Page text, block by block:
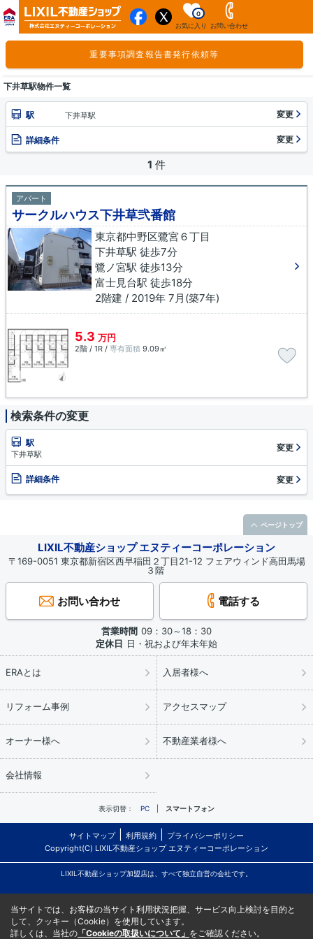
お気に入り
0
お問い合わせ
重要事項調査報告書発行依頼等
下井草駅物件一覧
駅 下井草駅 変更
詳細条件 変更
1 件
アパート
サークルハウス下井草弐番館
東京都中野区鷺宮６丁目
下井草駅 徒歩7分
鷺ノ宮駅 徒歩13分
富士見台駅 徒歩18分
2階建 / 2019年 7月(築7年)
5.3 万円
2階 / 1R / 専有面積 9.09㎡
検索条件の変更
駅
下井草駅
変更
詳細条件 変更
LIXIL不動産ショップ エヌティーコーポレーション
〒169-0051 東京都新宿区西早稲田２丁目21-12 フェアウィンド高田馬場
３階
お問い合わせ 電話する
営業時間 09：30～18：30
定休日 日・祝および年末年始
ERAとは 入居者様へ
リフォーム事例 アクセスマップ
オーナー様へ 不動産業者様へ
会社情報
表示切替： PC スマートフォン
サイトマップ 利用規約
プライバシーポリシー
Copyright(C) LIXIL不動産ショップ エヌティーコーポレーション
LIXIL不動産ショップ加盟店は、すべて独立自営の会社です。
ページトップ
当サイトでは、お客様の当サイト利用状況把握、サービス向上検討を目的と
して、クッキー（Cookie）を使用しています。
詳しくは、当社の 「Cookieの取扱いについて」 をご確認ください。